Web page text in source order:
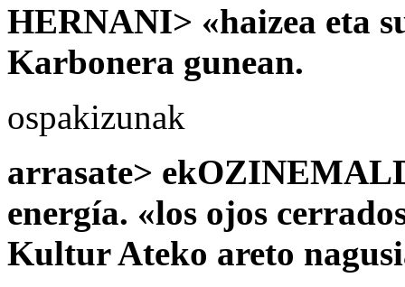
HERNANI> «haizea eta
Karbonera gunean.
ospakizunak
arrasate>
energía. «los ojos
Kultur Ateko areto